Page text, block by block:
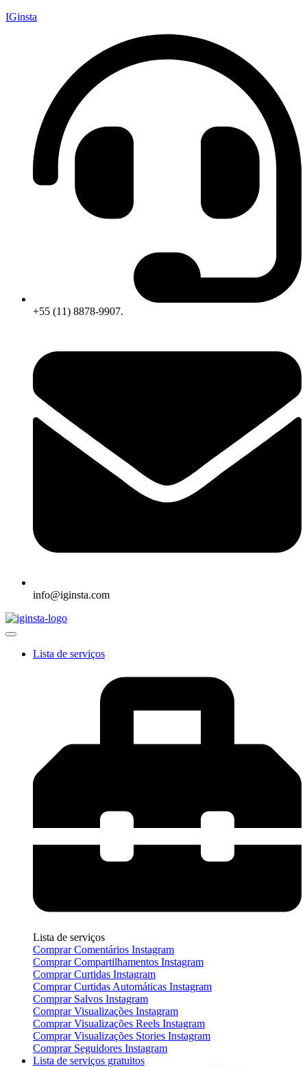
IGinsta
+55 (11) 8878-9907.
info@iginsta.com
Lista de serviços
Lista de serviços
Comprar Comentários Instagram
Comprar Compartilhamentos Instagram
Comprar Curtidas Instagram
Comprar Curtidas Automáticas Instagram
Comprar Salvos Instagram
Comprar Visualizações Instagram
Comprar Visualizações Reels Instagram
Comprar Visualizações Stories Instagram
Comprar Seguidores Instagram
Lista de serviços gratuitos